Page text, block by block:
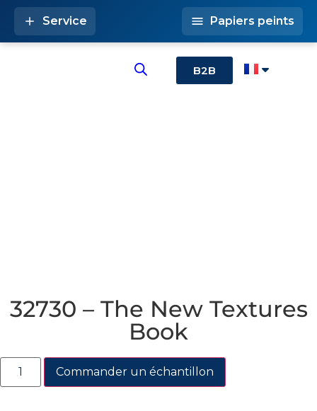
B2B
Service Papiers peints
32730 – The New Textures
Book
Commander un échantillon